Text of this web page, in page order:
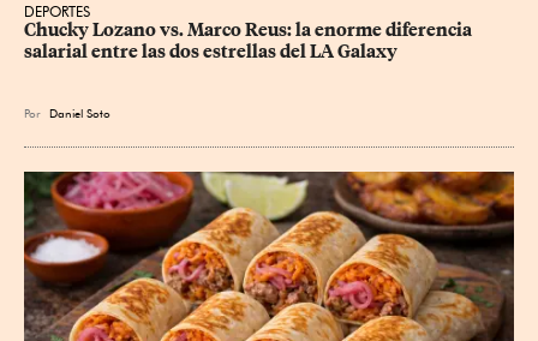
DEPORTES
Chucky Lozano vs. Marco Reus: la enorme diferencia
salarial entre las dos estrellas del LA Galaxy
Por Daniel Soto